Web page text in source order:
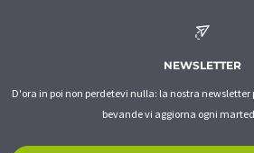
NEWSLETTER
D'ora in poi non perdetevi nulla: la nostra
bevande vi aggiorna ogni